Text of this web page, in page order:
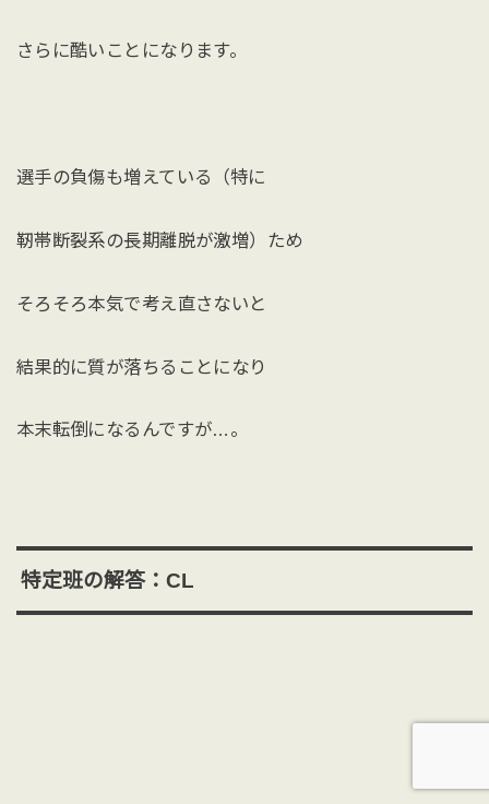
さらに酷いことになります。
選手の負傷も増えている（特に
靭帯断裂系の長期離脱が激増）ため
そろそろ本気で考え直さないと
結果的に質が落ちることになり
本末転倒になるんですが…。
特定班の解答：CL